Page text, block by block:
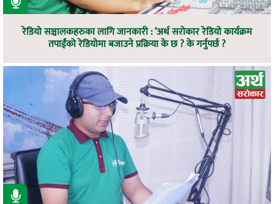
रेडियो सञ्चालकहरुका लागि जानकारी : ‘अर्थ सरोकार रेडियो कार्यक्रम
तपाईंको रेडियोमा बजाउने प्रक्रिया के छ ? के गर्नुपर्छ ?